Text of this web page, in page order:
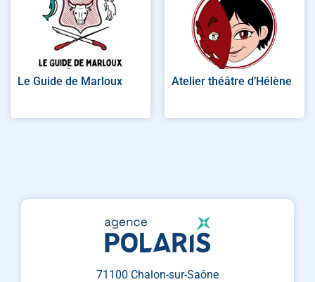
Le Guide de Marloux Atelier théâtre d’Hélène
71100 Chalon-sur-Saône